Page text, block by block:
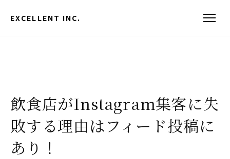
EXCELLENT INC.
飲食店がInstagram集客に失
敗する理由はフィード投稿に
あり！